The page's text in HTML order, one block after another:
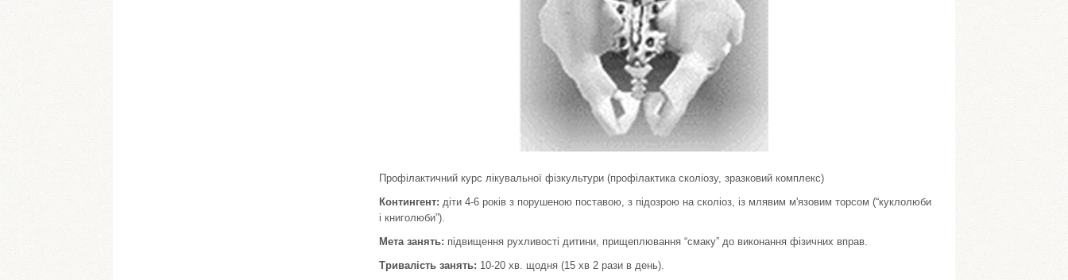
Профілактичний курс лікувальної фізкультури (профілактика сколіозу, зразковий комплекс)
Контингент: діти 4-6 років з порушеною поставою, з підозрою на сколіоз, із млявим м'язовим торсом (“куклолюби
і книголюби”).
Мета занять: підвищення рухливості дитини, прищеплювання “смаку” до виконання фізичних вправ.
Тривалість занять: 10-20 хв. щодня (15 хв 2 рази в день).